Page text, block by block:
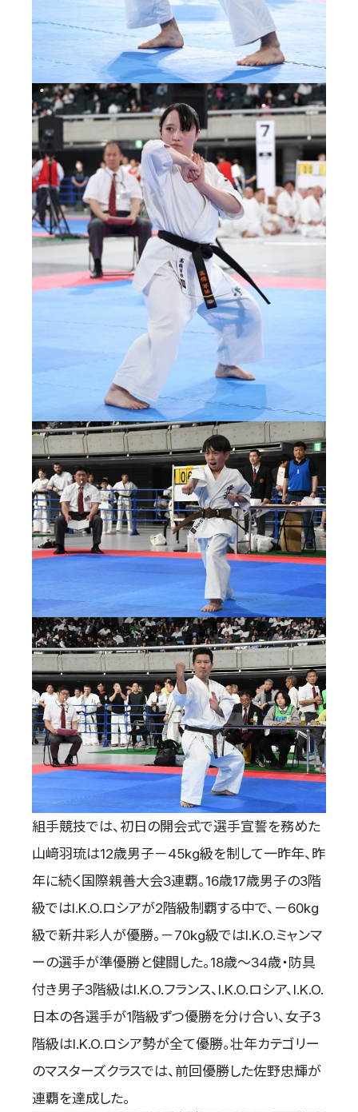
組手競技では、初日の開会式で選手宣誓を務めた
山﨑羽琉は12歳男子－45kg級を制して一昨年、昨
年に続く国際親善大会3連覇。16歳17歳男子の3階
級ではI.K.O.ロシアが2階級制覇する中で、－60kg
級で新井彩人が優勝。－70kg級ではI.K.O.ミャンマ
ーの選手が準優勝と健闘した。18歳～34歳・防具
付き男子3階級はI.K.O.フランス、I.K.O.ロシア、I.K.O.
日本の各選手が1階級ずつ優勝を分け合い、女子3
階級はI.K.O.ロシア勢が全て優勝。壮年カテゴリー
のマスターズクラスでは、前回優勝した佐野忠輝が
連覇を達成した。